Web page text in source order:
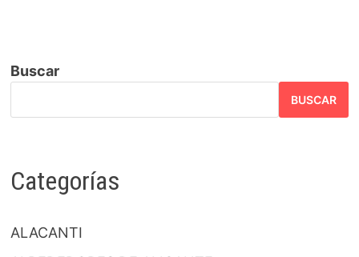
Buscar
BUSCAR
Categorías
ALACANTI